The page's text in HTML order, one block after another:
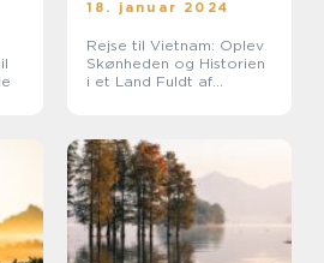
18. januar 2024
Rejse til Vietnam: Oplev
Skønheden og Historien
i et Land Fuldt af